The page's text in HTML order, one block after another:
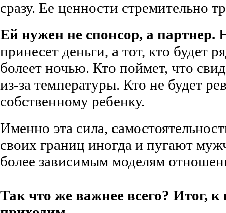
сразу. Ее ценности стремительно
Ей нужен не спонсор, а партнер.
принесет деньги, а тот, кто будет
болеет ночью. Кто поймет, что
из-за температуры. Кто не будет
собственному ребенку.
Именно эта сила,
своих границ иногда и пугают
более зависимым моделям
Так что же важнее всего? Итог,